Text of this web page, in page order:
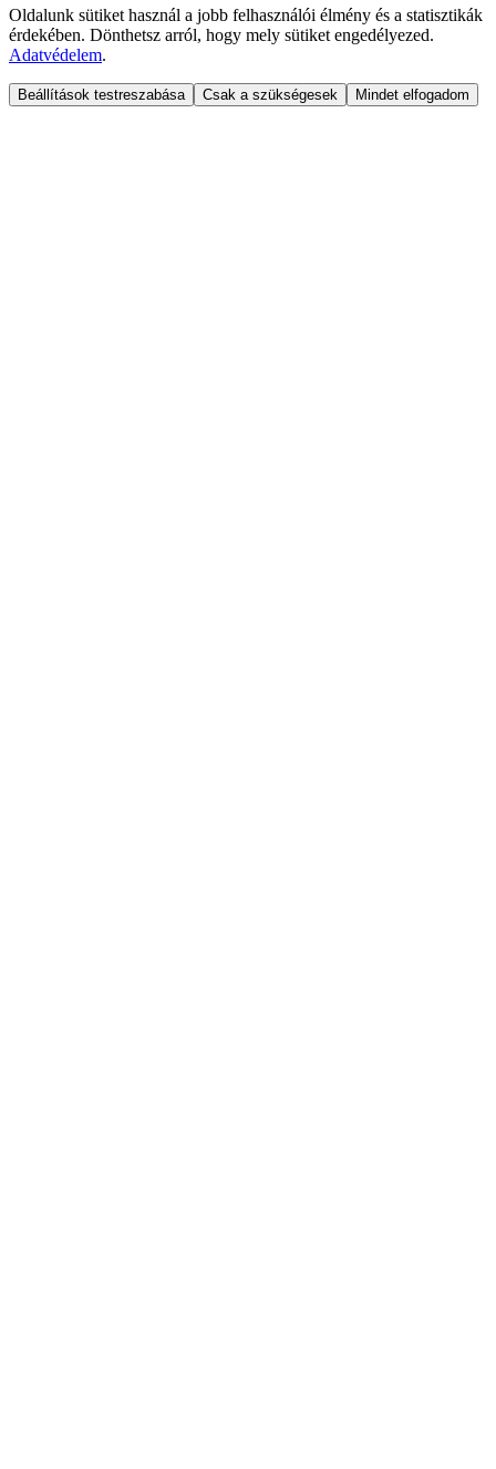
Oldalunk sütiket használ a jobb felhasználói élmény és a statisztikák
érdekében. Dönthetsz arról, hogy mely sütiket engedélyezed.
Adatvédelem.
Beállítások testreszabása Csak a szükségesek Mindet elfogadom